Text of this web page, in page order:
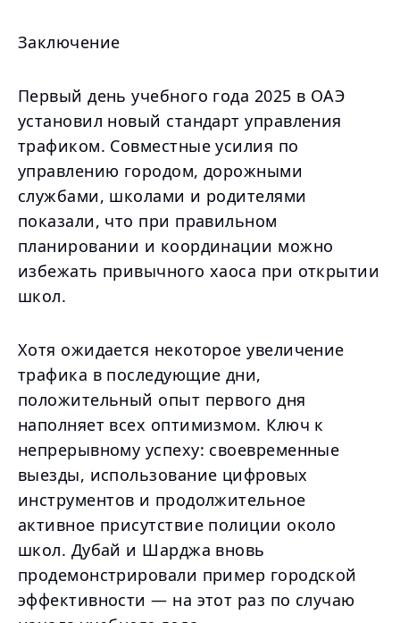
Заключение
Первый день учебного года 2025 в ОАЭ
установил новый стандарт управления
трафиком. Совместные усилия по
управлению городом, дорожными
службами, школами и родителями
показали, что при правильном
планировании и координации можно
избежать привычного хаоса при открытии
школ.
Хотя ожидается некоторое увеличение
трафика в последующие дни,
положительный опыт первого дня
наполняет всех оптимизмом. Ключ к
непрерывному успеху: своевременные
выезды, использование цифровых
инструментов и продолжительное
активное присутствие полиции около
школ. Дубай и Шарджа вновь
продемонстрировали пример городской
эффективности — на этот раз по случаю